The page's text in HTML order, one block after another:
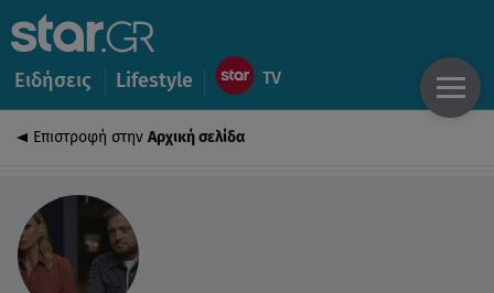
Ειδήσεις Lifestyle
Επιστροφή στην Αρχική σελίδα